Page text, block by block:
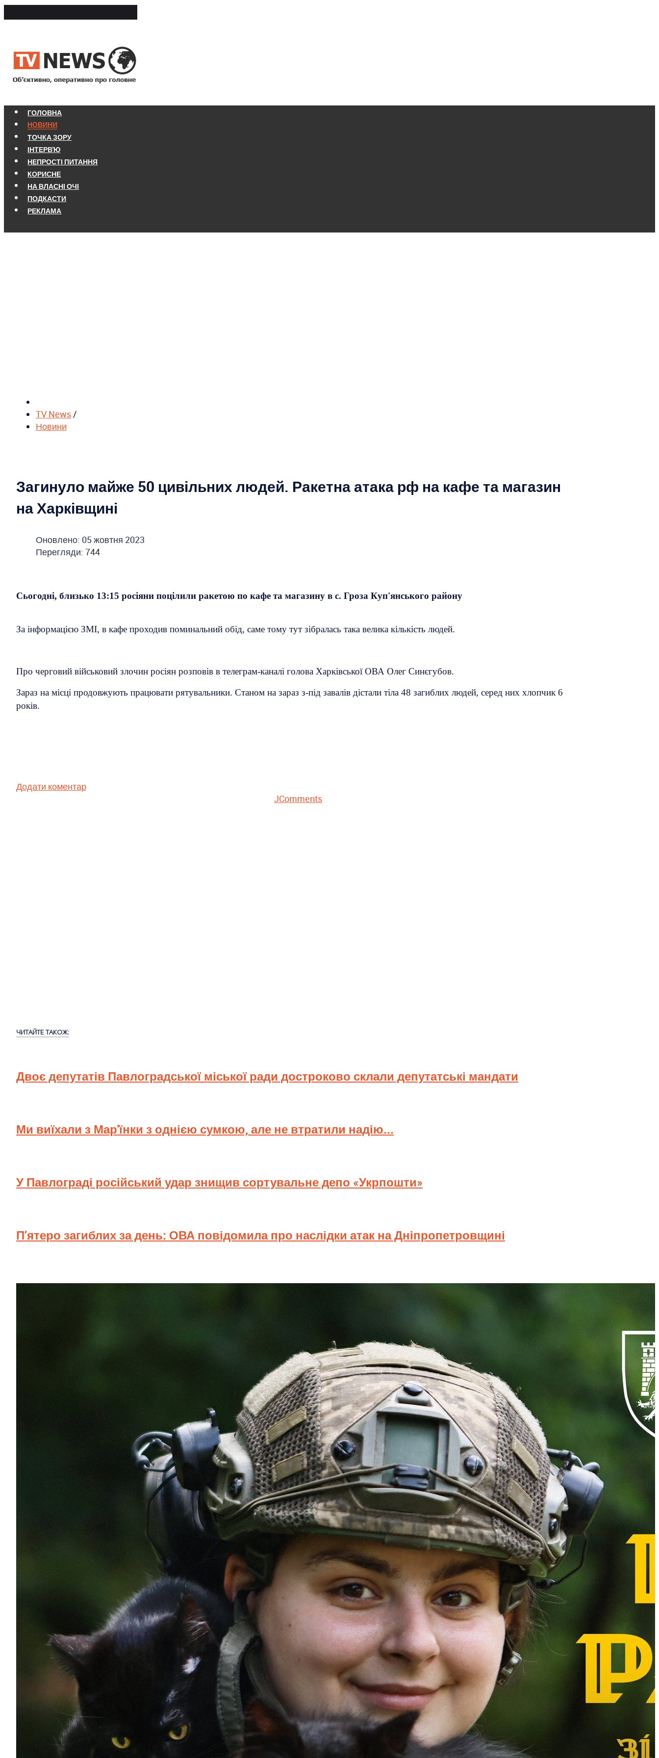
ГОЛОВНА
НОВИНИ
ТОЧКА ЗОРУ
ІНТЕРВ'Ю
НЕПРОСТІ ПИТАННЯ
КОРИСНЕ
НА ВЛАСНІ ОЧІ
ПОДКАСТИ
РЕКЛАМА
TV News /
Новини
Загинуло майже 50 цивільних людей. Ракетна атака рф на кафе та магазин
на Харківщині
Оновлено: 05 жовтня 2023
Перегляди: 744
Сьогодні, близько 13:15 росіяни поцілили ракетою по кафе та магазину в с. Гроза Куп'янського району
За інформацією ЗМІ, в кафе проходив поминальний обід, саме тому тут зібралась така велика кількість людей.
Про черговий військовий злочин росіян розповів в телеграм-каналі голова Харківської ОВА Олег Синєгубов.
Зараз на місці продовжують працювати рятувальники. Станом на зараз з-під завалів дістали тіла 48 загиблих людей, серед них хлопчик 6
років.
Додати коментар
JComments
ЧИТАЙТЕ ТАКОЖ:
Двоє депутатів Павлоградської міської ради достроково склали депутатські мандати
Ми виїхали з Мар'їнки з однією сумкою, але не втратили надію...
У Павлограді російський удар знищив сортувальне депо «Укрпошти»
П’ятеро загиблих за день: ОВА повідомила про наслідки атак на Дніпропетровщині